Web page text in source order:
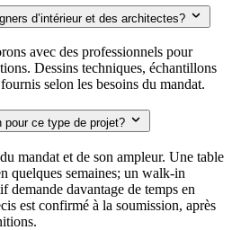
d’intérieur et des architectes?
avec des professionnels pour
Dessins techniques, échantillons
selon les besoins du mandat.
pour ce type de projet?
mandat et de son ampleur. Une table
quelques semaines; un walk-in
demande davantage de temps en
est confirmé à la soumission, après